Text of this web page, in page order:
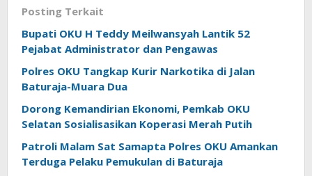
Posting Terkait
Bupati OKU H Teddy Meilwansyah Lantik 52
Pejabat Administrator dan Pengawas
Polres OKU Tangkap Kurir Narkotika di Jalan
Baturaja-Muara Dua
Dorong Kemandirian Ekonomi, Pemkab OKU
Selatan Sosialisasikan Koperasi Merah Putih
Patroli Malam Sat Samapta Polres OKU Amankan
Terduga Pelaku Pemukulan di Baturaja